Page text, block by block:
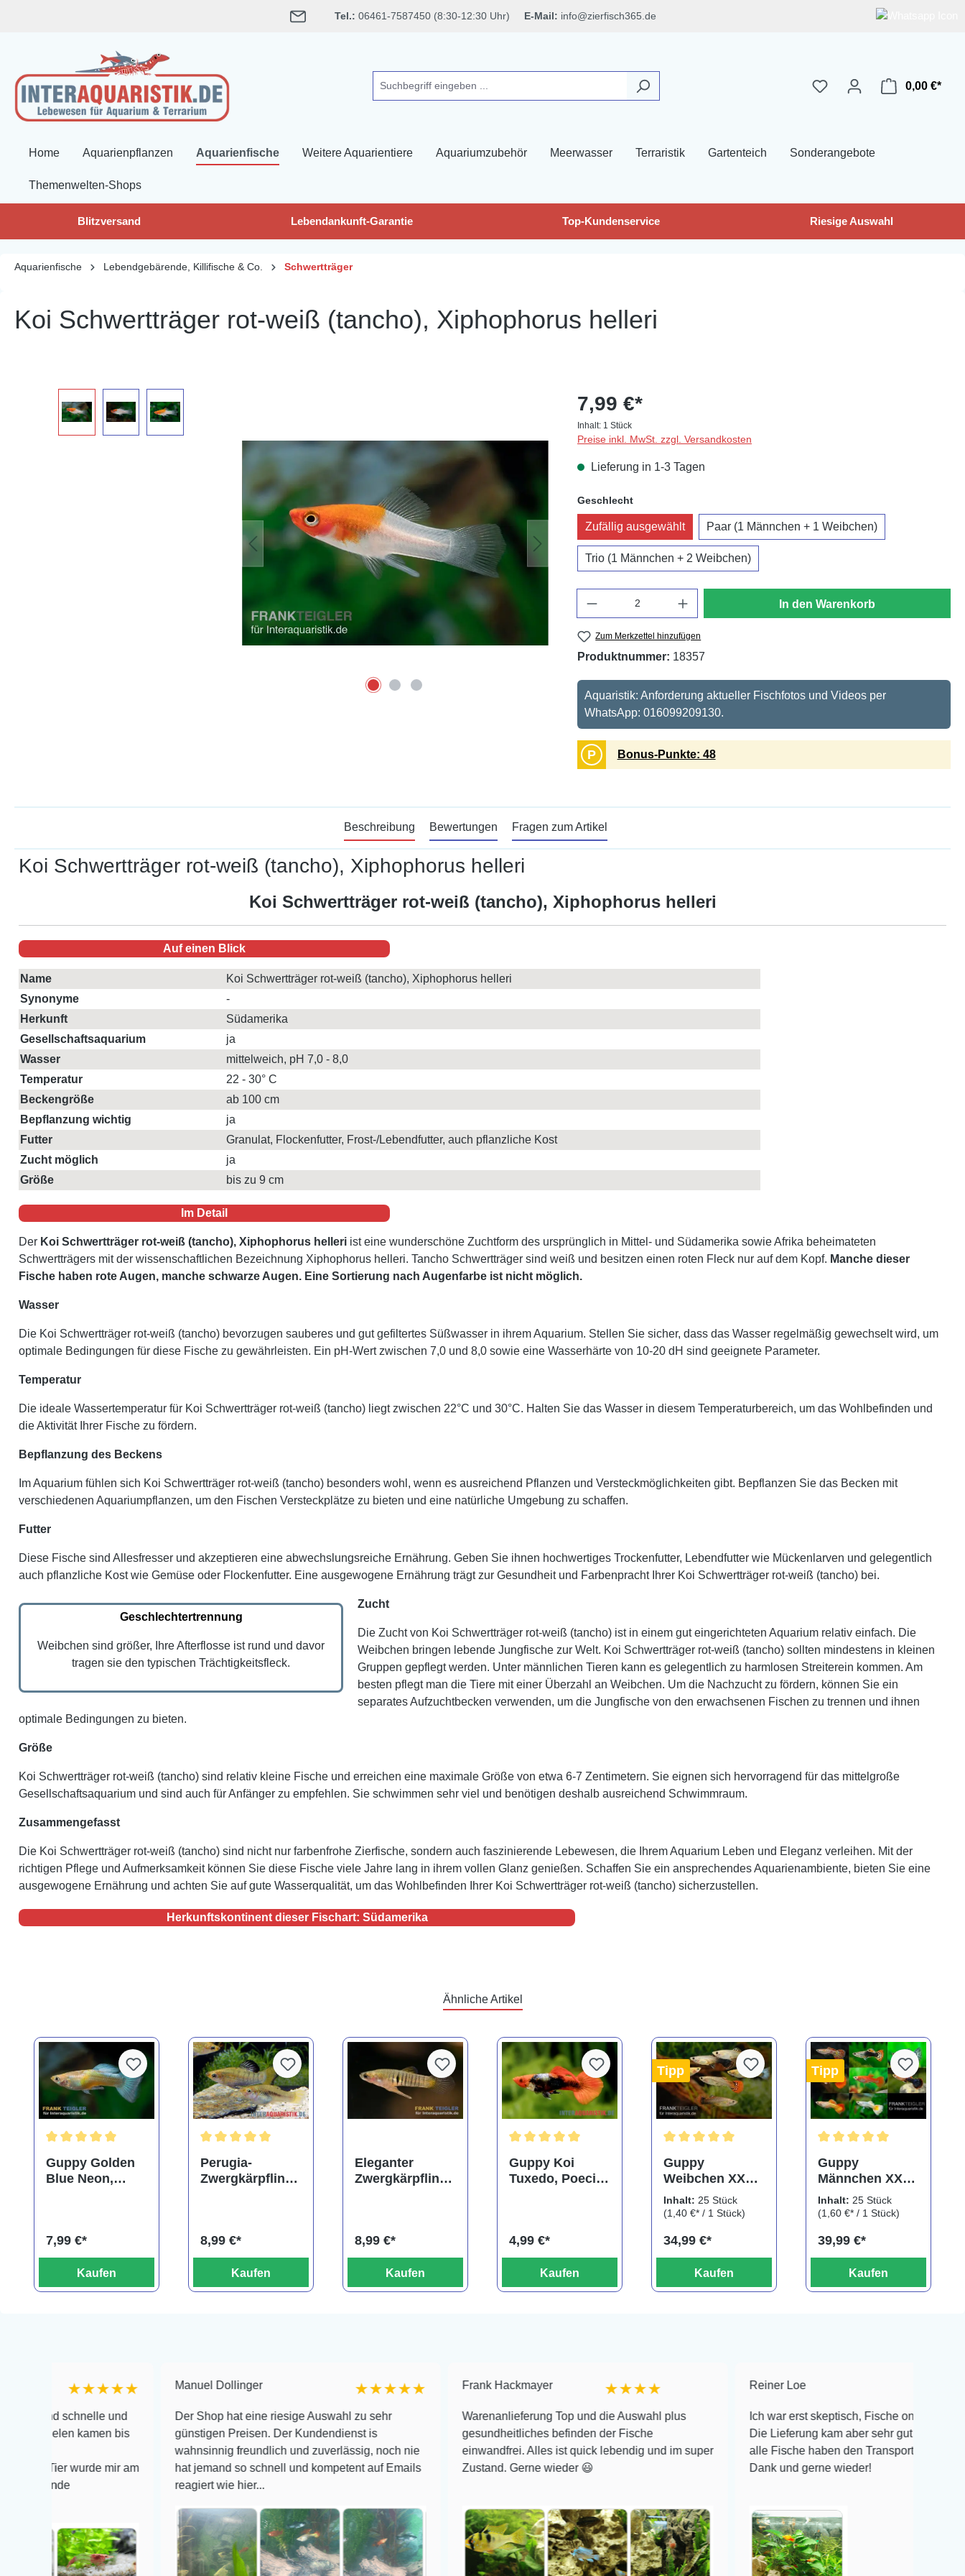
Tel.: 06461-7587450 (8:30-12:30 Uhr) E-Mail: info@zierfisch365.de
0,00 €*
Home Aquarienpflanzen Aquarienfische Weitere Aquarientiere Aquariumzubehör Meerwasser Terraristik Gartenteich Sonderangebote
Themenwelten-Shops
Blitzversand Lebendankunft-Garantie Top-Kundenservice Riesige Auswahl
Aquarienfische Lebendgebärende, Killifische & Co. Schwertträger
Koi Schwertträger rot-weiß (tancho), Xiphophorus helleri
7,99 €*
Inhalt: 1 Stück
Preise inkl. MwSt. zzgl. Versandkosten
Lieferung in 1-3 Tagen
Geschlechtauswählen
Zufällig ausgewählt Paar (1 Männchen + 1 Weibchen)
Trio (1 Männchen + 2 Weibchen)
In den Warenkorb
Zum Merkzettel hinzufügen
Produktnummer: 18357
Aquaristik: Anforderung aktueller Fischfotos und Videos per
WhatsApp: 016099209130.
P Bonus-Punkte: 48
Beschreibung Bewertungen Fragen zum Artikel
Koi Schwertträger rot-weiß (tancho), Xiphophorus helleri
Koi Schwertträger rot-weiß (tancho), Xiphophorus helleri
Auf einen Blick
Name
Koi Schwertträger rot-weiß (tancho), Xiphophorus helleri
Synonyme
-
Herkunft
Südamerika
Gesellschaftsaquarium
ja
Wasser
mittelweich, pH 7,0 - 8,0
Temperatur
22 - 30° C
Beckengröße
ab 100 cm
Bepflanzung wichtig
ja
Futter
Granulat, Flockenfutter, Frost-/Lebendfutter, auch pflanzliche Kost
Zucht möglich
ja
Größe
bis zu 9 cm
Im Detail
Der Koi Schwertträger rot-weiß (tancho), Xiphophorus helleri ist eine wunderschöne Zuchtform des ursprünglich in Mittel- und Südamerika sowie Afrika beheimateten
Schwertträgers mit der wissenschaftlichen Bezeichnung Xiphophorus helleri. Tancho Schwertträger sind weiß und besitzen einen roten Fleck nur auf dem Kopf. Manche dieser
Fische haben rote Augen, manche schwarze Augen. Eine Sortierung nach Augenfarbe ist nicht möglich.
Wasser
Die Koi Schwertträger rot-weiß (tancho) bevorzugen sauberes und gut gefiltertes Süßwasser in ihrem Aquarium. Stellen Sie sicher, dass das Wasser regelmäßig gewechselt wird, um
optimale Bedingungen für diese Fische zu gewährleisten. Ein pH-Wert zwischen 7,0 und 8,0 sowie eine Wasserhärte von 10-20 dH sind geeignete Parameter.
Temperatur
Die ideale Wassertemperatur für Koi Schwertträger rot-weiß (tancho) liegt zwischen 22°C und 30°C. Halten Sie das Wasser in diesem Temperaturbereich, um das Wohlbefinden und
die Aktivität Ihrer Fische zu fördern.
Bepflanzung des Beckens
Im Aquarium fühlen sich Koi Schwertträger rot-weiß (tancho) besonders wohl, wenn es ausreichend Pflanzen und Versteckmöglichkeiten gibt. Bepflanzen Sie das Becken mit
verschiedenen Aquariumpflanzen, um den Fischen Versteckplätze zu bieten und eine natürliche Umgebung zu schaffen.
Futter
Diese Fische sind Allesfresser und akzeptieren eine abwechslungsreiche Ernährung. Geben Sie ihnen hochwertiges Trockenfutter, Lebendfutter wie Mückenlarven und gelegentlich
auch pflanzliche Kost wie Gemüse oder Flockenfutter. Eine ausgewogene Ernährung trägt zur Gesundheit und Farbenpracht Ihrer Koi Schwertträger rot-weiß (tancho) bei.
Geschlechtertrennung
Weibchen sind größer, Ihre Afterflosse ist rund und davor
tragen sie den typischen Trächtigkeitsfleck.
Zucht
Die Zucht von Koi Schwertträger rot-weiß (tancho) ist in einem gut eingerichteten Aquarium relativ einfach. Die
Weibchen bringen lebende Jungfische zur Welt. Koi Schwertträger rot-weiß (tancho) sollten mindestens in kleinen
Gruppen gepflegt werden. Unter männlichen Tieren kann es gelegentlich zu harmlosen Streiterein kommen. Am
besten pflegt man die Tiere mit einer Überzahl an Weibchen. Um die Nachzucht zu fördern, können Sie ein
separates Aufzuchtbecken verwenden, um die Jungfische von den erwachsenen Fischen zu trennen und ihnen
optimale Bedingungen zu bieten.
Größe
Koi Schwertträger rot-weiß (tancho) sind relativ kleine Fische und erreichen eine maximale Größe von etwa 6-7 Zentimetern. Sie eignen sich hervorragend für das mittelgroße
Gesellschaftsaquarium und sind auch für Anfänger zu empfehlen. Sie schwimmen sehr viel und benötigen deshalb ausreichend Schwimmraum.
Zusammengefasst
Die Koi Schwertträger rot-weiß (tancho) sind nicht nur farbenfrohe Zierfische, sondern auch faszinierende Lebewesen, die Ihrem Aquarium Leben und Eleganz verleihen. Mit der
richtigen Pflege und Aufmerksamkeit können Sie diese Fische viele Jahre lang in ihrem vollen Glanz genießen. Schaffen Sie ein ansprechendes Aquarienambiente, bieten Sie eine
ausgewogene Ernährung und achten Sie auf gute Wasserqualität, um das Wohlbefinden Ihrer Koi Schwertträger rot-weiß (tancho) sicherzustellen.
Herkunftskontinent dieser Fischart: Südamerika
Ähnliche Artikel
Durchschnittliche Bewertung von 5 von 5 Sternen
Guppy Golden
Blue Neon,
7,99 €*
Kaufen
Durchschnittliche Bewertung von 5 von 5 Sternen
Perugia-
Zwergkärpfling,
8,99 €*
Kaufen
Eleganter
Zwergkärpfling,
8,99 €*
Kaufen
Durchschnittliche Bewertung von 5 von 5 Sternen
Guppy Koi
Tuxedo, Poecilia
4,99 €*
Kaufen
Tipp
Guppy
Weibchen XXXL
Farbmix, 25
Tiere, Poecilia
Inhalt:25 Stück
(1,40 €* / 1 Stück)
34,99 €*
Kaufen
Tipp
Guppy
Männchen XXXL
Farbmix, 25
Tiere, Poecilia
Inhalt:25 Stück
(1,60 €* / 1 Stück)
39,99 €*
Kaufen
★★★★★
und
kamen bis
wurde mir am
Manuel Dollinger ★★★★★
Der Shop hat eine riesige Auswahl zu sehr
günstigen Preisen. Der Kundendienst is
wahnsinnig freundlich und zuverlässig, noch nie
hat jemand so schnell und kompetent auf Emails
reagiert wie hier...
Frank Hackmayer ★★★★
Warenanlieferung Top und die Auswahl plus
gesundheitliches befinden der Fische
einwandfrei. Alles ist quick lebendig und im super
Zustand. Gerne wieder 😃
Ich war erst skeptisch, Fische online zu bestellen!
Die Lieferung kam aber sehr gut verpackt an und
alle Fische haben den Transport überlebt! Vielen
Dank und gerne wieder!